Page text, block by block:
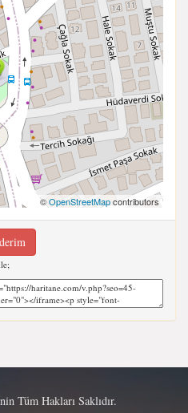
©OpenStreetMapcontributors
Tüm Hakları Saklıdır.